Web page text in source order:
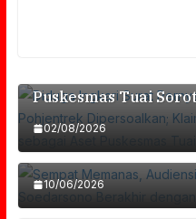
Diduga Ingkari Surat
Puskesmas
Puskesmas Tuai
02/08/2026
Sempat Memanas,
RSUD Dr. R.
Foto Bersama
10/06/2026
Di Depan Publik
Duka Minta Maaf: Ada
Soedarsono?
Sikap Ganda RSUD